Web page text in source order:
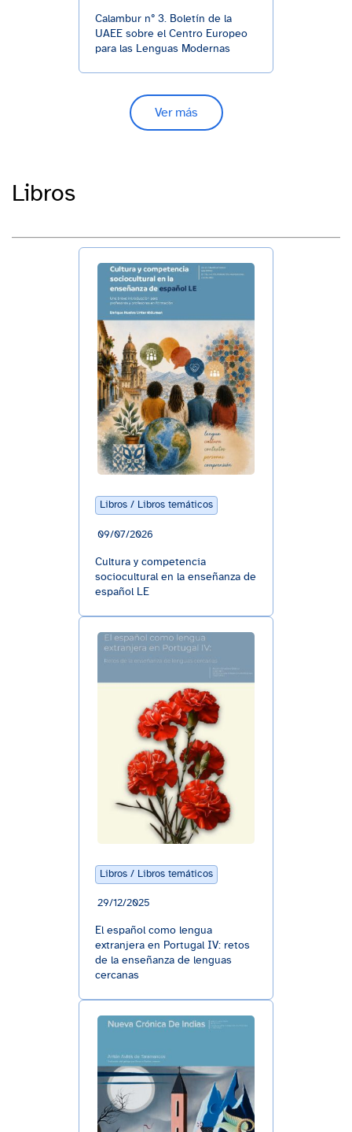
Calambur nº 3. Boletín de la
UAEE sobre el Centro Europeo
para las Lenguas Modernas
Ver más
Libros
Libros / Libros temáticos
09/07/2026
Cultura y competencia
sociocultural en la enseñanza de
español LE
Libros / Libros temáticos
29/12/2025
El español como lengua
extranjera en Portugal IV: retos
de la enseñanza de lenguas
cercanas